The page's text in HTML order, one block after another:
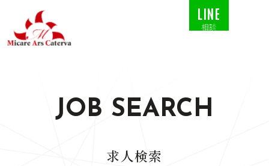
LINE
相談
JOB SEARCH
求人検索